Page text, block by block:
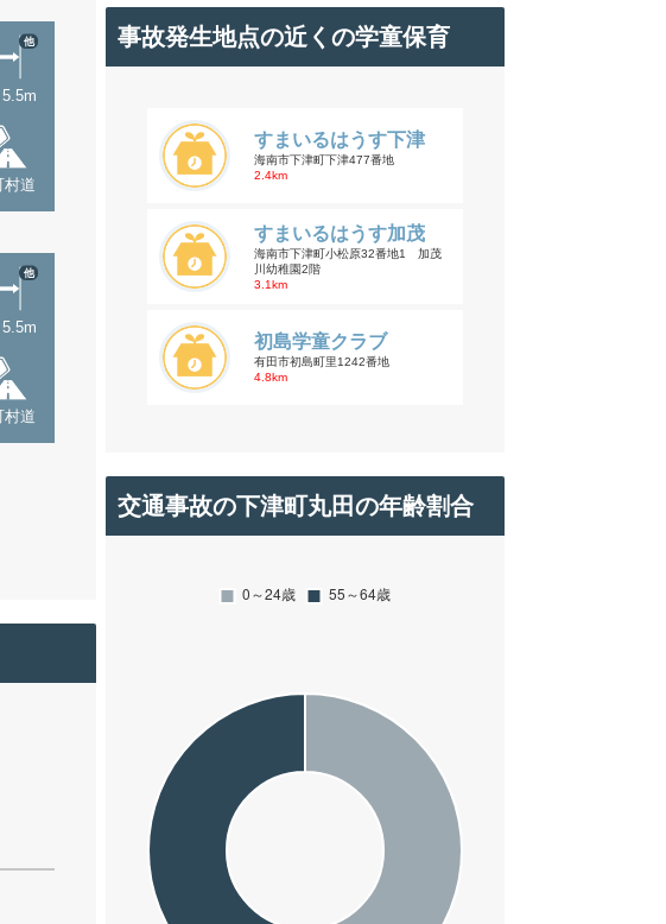
他
村道
他
村道
事故発生地点の近くの学童保育
すまいるはうす下津
海南市下津町下津477番地
2.4km
すまいるはうす加茂
海南市下津町小松原32番地1 加茂
川幼稚園2階
3.1km
初島学童クラブ
有田市初島町里1242番地
4.8km
交通事故の下津町丸田の年齢割合